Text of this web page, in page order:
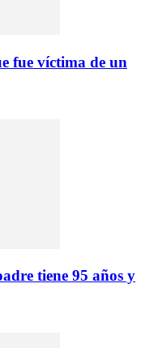
fue víctima de un
tiene 95 años y